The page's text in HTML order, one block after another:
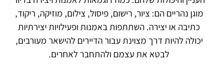
מוגן נהריים הם: ציור, רישום, פיסול, צילום, מוזיקה, ריקוד,
כתיבה או יצירה. השתתפות באמנות ופעילויות יצירתיות
יכולה להיות דרך מצוינת עבור הדיירים להישאר מעורבים,
לבטא את עצמם ולהתחבר לאחרים.